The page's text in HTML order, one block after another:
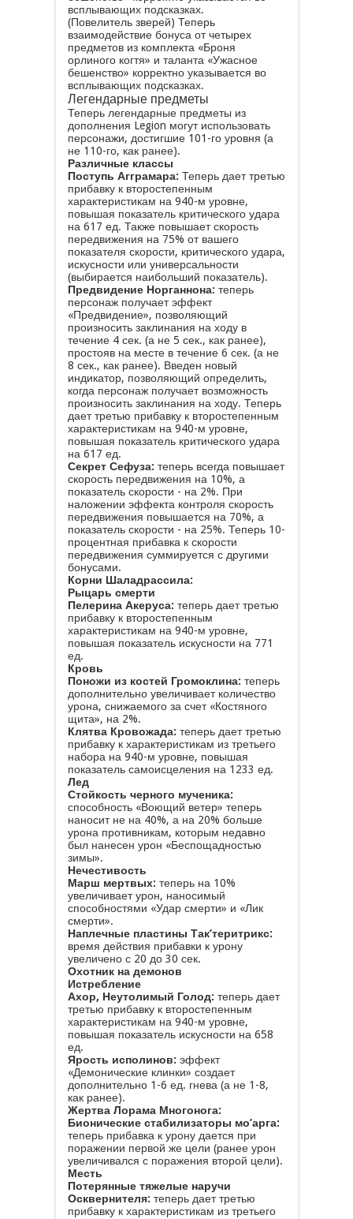
всплывающих подсказках.
(Повелитель зверей) Теперь
взаимодействие бонуса от четырех
предметов из комплекта «Броня
орлиного когтя» и таланта «Ужасное
бешенство» корректно указывается во
всплывающих подсказках.
Легендарные предметы
Теперь легендарные предметы из
дополнения Legion могут использовать
персонажи, достигшие 101-го уровня (а
не 110-го, как ранее).
Различные классы
Поступь Агграмара: Теперь дает третью
прибавку к второстепенным
характеристикам на 940-м уровне,
повышая показатель критического удара
на 617 ед. Также повышает скорость
передвижения на 75% от вашего
показателя скорости, критического удара,
искусности или универсальности
(выбирается наибольший показатель).
Предвидение Норганнона: теперь
персонаж получает эффект
«Предвидение», позволяющий
произносить заклинания на ходу в
течение 4 сек. (а не 5 сек., как ранее),
простояв на месте в течение 6 сек. (а не
8 сек., как ранее). Введен новый
индикатор, позволяющий определить,
когда персонаж получает возможность
произносить заклинания на ходу. Теперь
дает третью прибавку к второстепенным
характеристикам на 940-м уровне,
повышая показатель критического удара
на 617 ед.
Секрет Сефуза: теперь всегда повышает
скорость передвижения на 10%, а
показатель скорости - на 2%. При
наложении эффекта контроля скорость
передвижения повышается на 70%, а
показатель скорости - на 25%. Теперь 10-
процентная прибавка к скорости
передвижения суммируется с другими
бонусами.
Корни Шаладрассила:
Рыцарь смерти
Пелерина Акеруса: теперь дает третью
прибавку к второстепенным
характеристикам на 940-м уровне,
повышая показатель искусности на 771
ед.
Кровь
Поножи из костей Громоклина: теперь
дополнительно увеличивает количество
урона, снижаемого за счет «Костяного
щита», на 2%.
Клятва Кровожада: теперь дает третью
прибавку к характеристикам из третьего
набора на 940-м уровне, повышая
показатель самоисцеления на 1233 ед.
Лед
Стойкость черного мученика:
способность «Воющий ветер» теперь
наносит не на 40%, а на 20% больше
урона противникам, которым недавно
был нанесен урон «Беспощадностью
зимы».
Нечестивость
Марш мертвых: теперь на 10%
увеличивает урон, наносимый
способностями «Удар смерти» и «Лик
смерти».
Наплечные пластины Так’теритрикс:
время действия прибавки к урону
увеличено с 20 до 30 сек.
Охотник на демонов
Истребление
Ахор, Неутолимый Голод: теперь дает
третью прибавку к второстепенным
характеристикам на 940-м уровне,
повышая показатель искусности на 658
ед.
Ярость исполинов: эффект
«Демонические клинки» создает
дополнительно 1-6 ед. гнева (а не 1-8,
как ранее).
Жертва Лорама Многонога:
Бионические стабилизаторы мо’арга:
теперь прибавка к урону дается при
поражении первой же цели (ранее урон
увеличивался с поражения второй цели).
Месть
Потерянные тяжелые наручи
Осквернителя: теперь дает третью
прибавку к характеристикам из третьего